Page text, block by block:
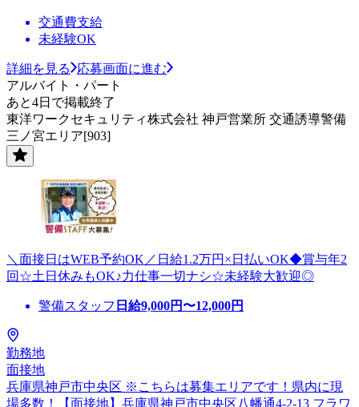
交通費支給
未経験OK
詳細を見る
応募画面に進む
アルバイト・パート
あと4日で掲載終了
東洋ワークセキュリティ株式会社 神戸営業所 交通誘導警備
三ノ宮エリア[903]
＼面接日はWEB予約OK／日給1.2万円×日払いOK◆賞与年2
回☆土日休みもOK♪力仕事一切ナシ☆未経験大歓迎◎
警備スタッフ 日給9,000円〜12,000円
勤務地
面接地
兵庫県神戸市中央区 ※こちらは募集エリアです！県内に現
場多数！【面接地】兵庫県神戸市中央区八幡通4-2-13 フラワ